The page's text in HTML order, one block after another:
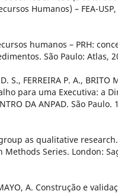
Humanos) – FEA-USP,
humanos – PRH:
São Paulo: Atlas,
S., FERREIRA P. A., BRITO
para uma Executiva: a
DA ANPAD. São Paulo.
as qualitative research.
Methods Series. London:
A. Construção e